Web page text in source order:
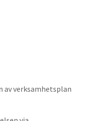
av verksamhetsplan